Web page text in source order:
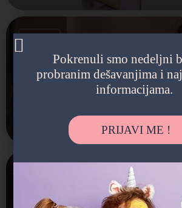
Jurija Gagarina 16 Dečija
Pokrenuli smo nedeljni
probranim dešavanjima i
informacijama.
PRIJAVI ME !